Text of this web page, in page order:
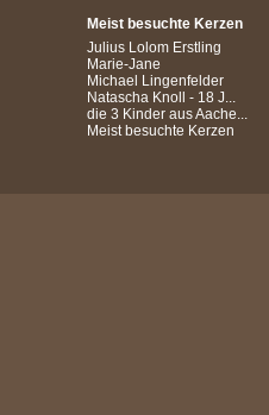
Meist besuchte Kerzen
Julius Lolom Erstling
Marie-Jane
Michael Lingenfelder
Natascha Knoll - 18 J...
die 3 Kinder aus Aache...
Meist besuchte Kerzen